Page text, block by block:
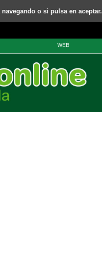
o si pulsa en aceptar.
WEB